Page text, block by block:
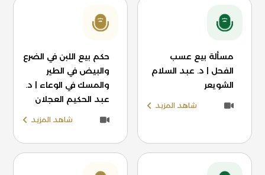
مسألة بيع عسب
الفحل | د. عبد السلام
الشويعر
شاهد المزيد
حكم بيع اللبن في الضرع
والبيض في الطير
والمسك في الوعاء | د.
عبد الحكيم العجلان
شاهد المزيد